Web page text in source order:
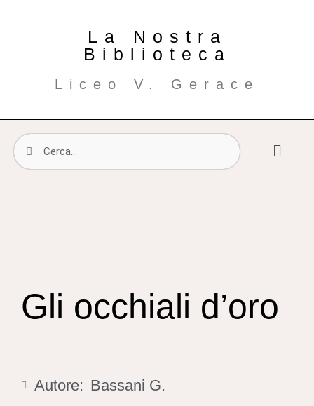
La Nostra
Biblioteca
Liceo V. Gerace
Gli occhiali d’oro
Autore: Bassani G.